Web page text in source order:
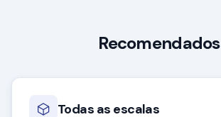
Recomendados
Todas as escalas